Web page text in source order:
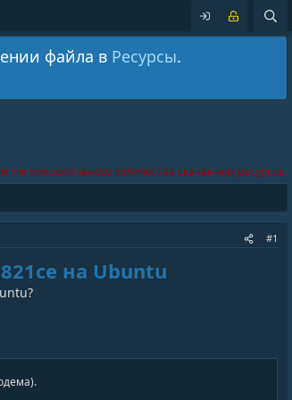
файла в Ресурсы.
максимального количества скачанных ресурсов.
#1
на Ubuntu